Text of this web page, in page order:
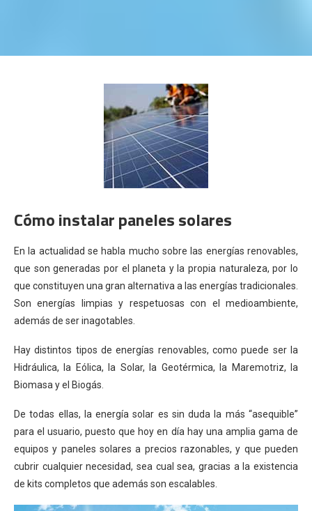
Cómo instalar paneles solares
En la actualidad se habla mucho sobre las energías renovables,
que son generadas por el planeta y la propia naturaleza, por lo
que constituyen una gran alternativa a las energías tradicionales.
Son energías limpias y respetuosas con el medioambiente,
además de ser inagotables.
Hay distintos tipos de energías renovables, como puede ser la
Hidráulica, la Eólica, la Solar, la Geotérmica, la Maremotriz, la
Biomasa y el Biogás.
De todas ellas, la energía solar es sin duda la más “asequible”
para el usuario, puesto que hoy en día hay una amplia gama de
equipos y paneles solares a precios razonables, y que pueden
cubrir cualquier necesidad, sea cual sea, gracias a la existencia
de kits completos que además son escalables.